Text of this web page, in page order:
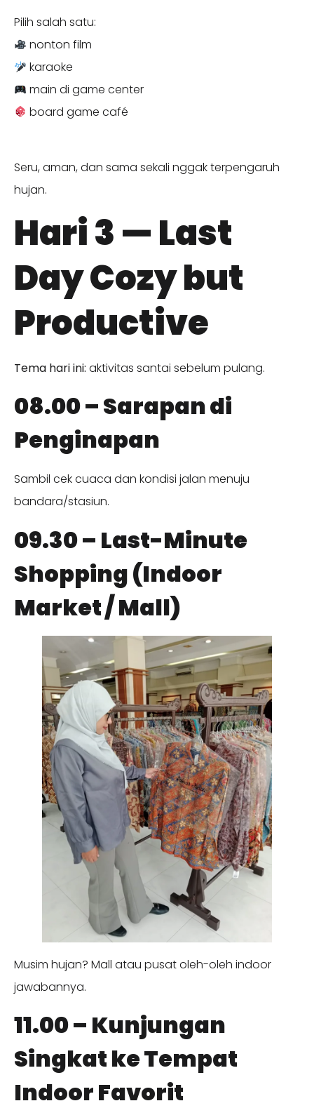
Pilih salah satu:
nonton film
karaoke
main di game center
board game café
Seru, aman, dan sama sekali nggak terpengaruh
hujan.
Hari 3 — Last
Day Cozy but
Productive
Tema hari ini: aktivitas santai sebelum pulang.
08.00 – Sarapan di
Penginapan
Sambil cek cuaca dan kondisi jalan menuju
bandara/stasiun.
09.30 – Last-Minute
Shopping (Indoor
Market / Mall)
Musim hujan? Mall atau pusat oleh-oleh indoor
jawabannya.
11.00 – Kunjungan
Singkat ke Tempat
Indoor Favorit